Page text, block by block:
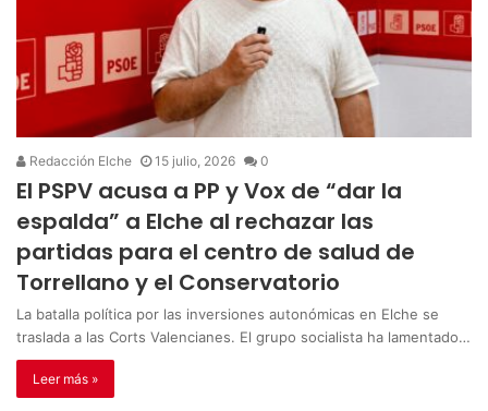
Redacción Elche 15 julio, 2026 0
El PSPV acusa a PP y Vox de “dar la
espalda” a Elche al rechazar las
partidas para el centro de salud de
Torrellano y el Conservatorio
La batalla política por las inversiones autonómicas en Elche se
traslada a las Corts Valencianes. El grupo socialista ha lamentado…
Leer más »